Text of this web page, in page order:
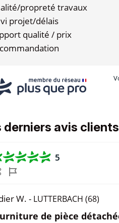
propreté travaux
projet/délais
qualité / prix
derniers avis
5
W. - LUTTERBACH (68)
de pièce